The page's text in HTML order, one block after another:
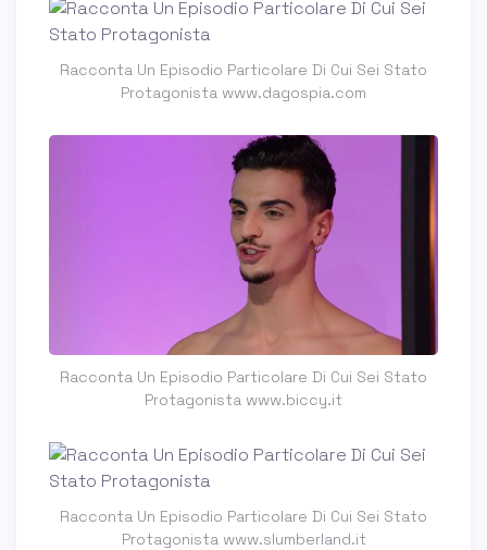
Racconta Un Episodio Particolare Di Cui Sei Stato
Protagonista www.dagospia.com
Racconta Un Episodio Particolare Di Cui Sei Stato
Protagonista www.biccy.it
Racconta Un Episodio Particolare Di Cui Sei Stato
Protagonista www.slumberland.it